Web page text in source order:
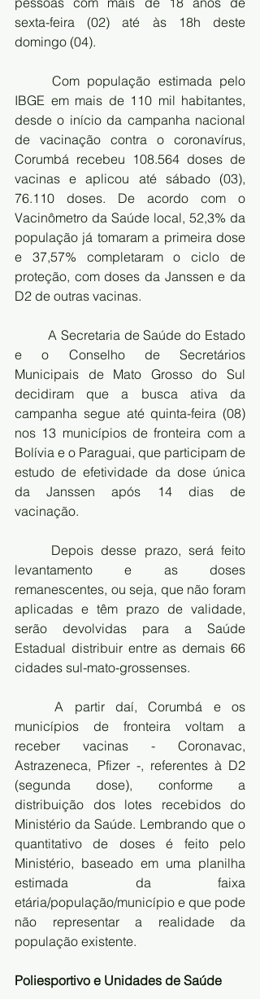
sexta-feira (02) até às 18h deste
domingo (04).
IBGE em mais de 110 mil habitantes,
desde o início da campanha nacional
de vacinação contra o coronavírus,
Corumbá recebeu 108.564 doses de
vacinas e aplicou até sábado (03),
76.110 doses. De acordo com o
Vacinômetro da Saúde local, 52,3% da
população já tomaram a primeira dose
e 37,57% completaram o ciclo de
proteção, com doses da Janssen e da
D2 de outras vacinas.
e o Conselho de Secretários
Municipais de Mato Grosso do Sul
decidiram que a busca ativa da
campanha segue até quinta-feira (08)
nos 13 municípios de fronteira com a
Bolívia e o Paraguai, que participam de
estudo de efetividade da dose única
da Janssen após 14 dias de
vacinação.
levantamento e as doses
remanescentes, ou seja, que não foram
aplicadas e têm prazo de validade,
serão devolvidas para a Saúde
Estadual distribuir entre as demais 66
cidades sul-mato-grossenses.
	A partir daí, Corumbá e os
municípios de fronteira voltam a
receber vacinas - Coronavac,
Astrazeneca, Pfizer -, referentes à D2
(segunda dose), conforme a
distribuição dos lotes recebidos do
Ministério da Saúde. Lembrando que o
quantitativo de doses é feito pelo
Ministério, baseado em uma planilha
estimada da faixa
etária/população/município e que pode
não representar a realidade da
população existente.
Poliesportivo e Unidades de Saúde